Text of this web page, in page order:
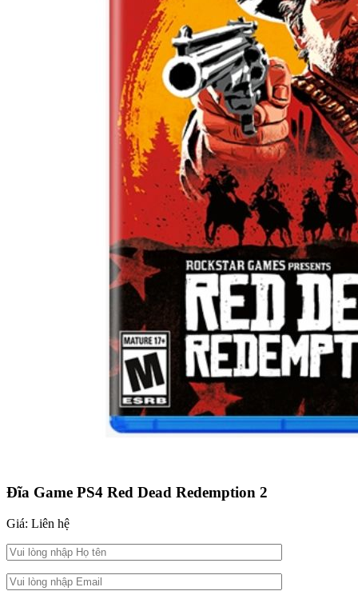
Đĩa Game PS4 Red Dead Redemption 2
Giá: Liên hệ